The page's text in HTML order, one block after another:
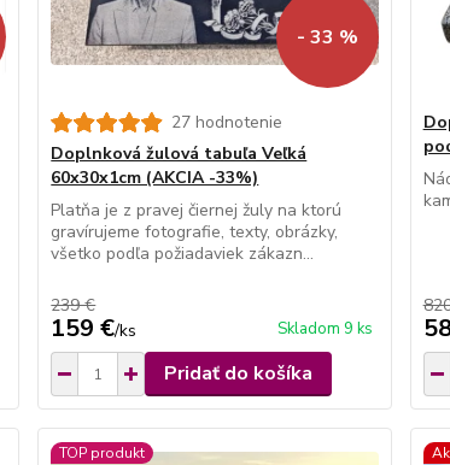
- 33 %
27 hodnotenie
Doplnková žulová tabuľa Veľká
60x30x1cm (AKCIA -33%)
Platňa je z pravej čiernej žuly na ktorú
gravírujeme fotografie, texty, obrázky,
všetko podľa požiadaviek zákazn...
239 €
159 €/ks Skladom 9 ks
Pridať do košíka
TOP produkt